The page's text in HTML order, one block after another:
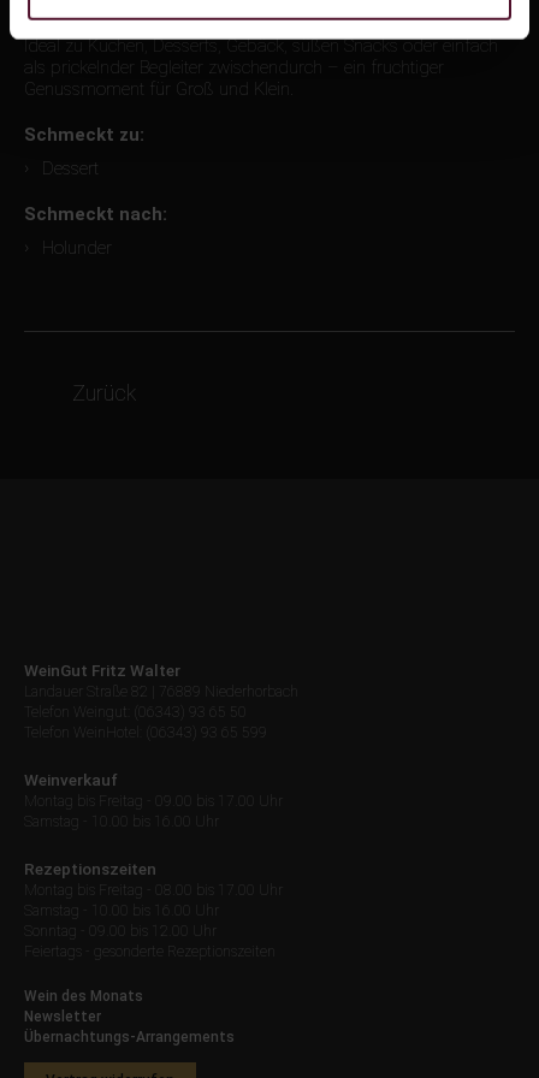
Alkohol verzichten möchten.
Ideal zu Kuchen, Desserts, Gebäck, süßen Snacks oder einfach
als prickelnder Begleiter zwischendurch – ein fruchtiger
Genussmoment für Groß und Klein.
Schmeckt zu:
Dessert
Schmeckt nach:
Holunder
Zurück
WeinGut Fritz Walter
Landauer Straße 82 | 76889 Niederhorbach
Telefon Weingut: (06343) 93 65 50
Telefon WeinHotel: (06343) 93 65 599
Weinverkauf
Montag bis Freitag - 09.00 bis 17.00 Uhr
Samstag - 10.00 bis 16.00 Uhr
Rezeptionszeiten
Montag bis Freitag - 08.00 bis 17.00 Uhr
Samstag - 10.00 bis 16.00 Uhr
Sonntag - 09.00 bis 12.00 Uhr
Feiertags - gesonderte Rezeptionszeiten
Wein des Monats
Newsletter
Übernachtungs-Arrangements